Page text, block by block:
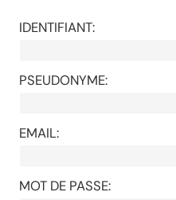
IDENTIFIANT:
PSEUDONYME:
EMAIL:
MOT DE PASSE: